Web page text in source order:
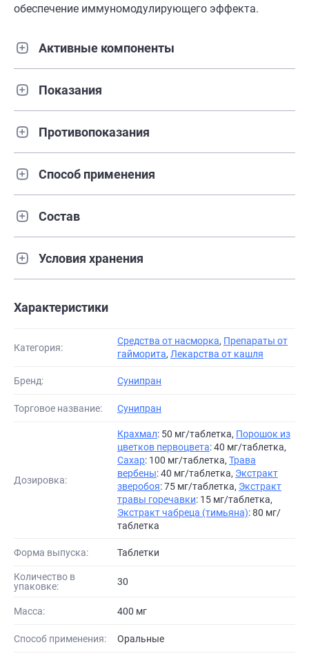
обеспечение иммуномодулирующего эффекта.
Активные компоненты
Показания
Противопоказания
Способ применения
Состав
Условия хранения
Характеристики
Категория:
Средства от насморка, Препараты от
гайморита, Лекарства от кашля
Бренд: Сунипран
Торговое название: Сунипран
Дозировка:
Крахмал: 50 мг/таблетка, Порошок из
цветков первоцвета: 40 мг/таблетка,
Сахар: 100 мг/таблетка, Трава
вербены: 40 мг/таблетка, Экстракт
зверобоя: 75 мг/таблетка, Экстракт
травы горечавки: 15 мг/таблетка,
Экстракт чабреца (тимьяна): 80 мг/
таблетка
Форма выпуска: Таблетки
Количество в
упаковке:
30
Масса: 400 мг
Способ применения: Оральные